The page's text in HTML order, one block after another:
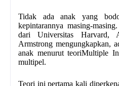
Tidak ada anak yang
kepintarannya masing-
dari Universitas Harvard,
Armstrong mengungkapkan,
anak menurut teoriMultiple
multipel.
Teori ini pertama kali